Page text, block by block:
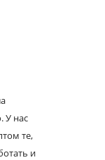
У нас
те,
и